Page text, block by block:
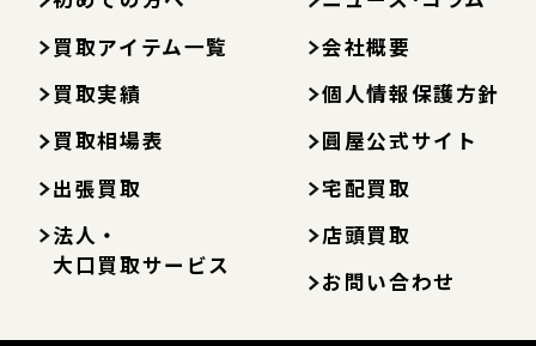
買取アイテム一覧
買取実績
買取相場表
出張買取
法人・
大口買取サービス
会社概要
個人情報保護方針
圓屋公式サイト
宅配買取
店頭買取
お問い合わせ